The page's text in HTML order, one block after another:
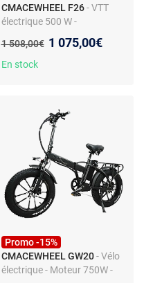
CMACEWHEEL F26 - VTT
électrique 500 W -
dissimulée - Freins
hydrauliques
Ancien prix :
1 508,00€ Nouveau prix :
1 075,00€
En stock
Promo -15%
CMACEWHEEL GW20 - Vélo
électrique - Moteur 750W -